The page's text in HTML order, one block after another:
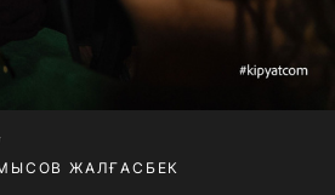
ЖАЛҒАСБЕК